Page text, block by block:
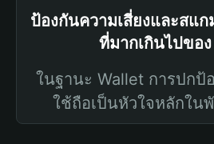
ป้องกันความเสี่ยงและสแ
ที่มากเกินไปขอ
ในฐานะ Wallet การปกป้
ใช้ถือเป็นหัวใจหลักใน